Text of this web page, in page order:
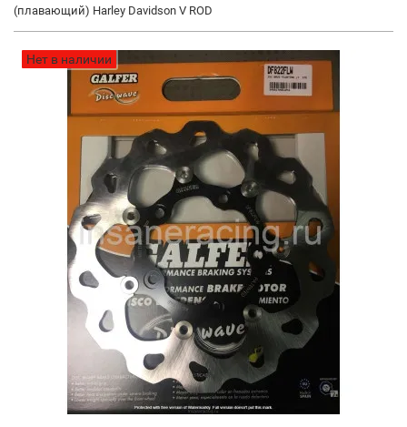
(плавающий) Harley Davidson V ROD
Нет в наличии